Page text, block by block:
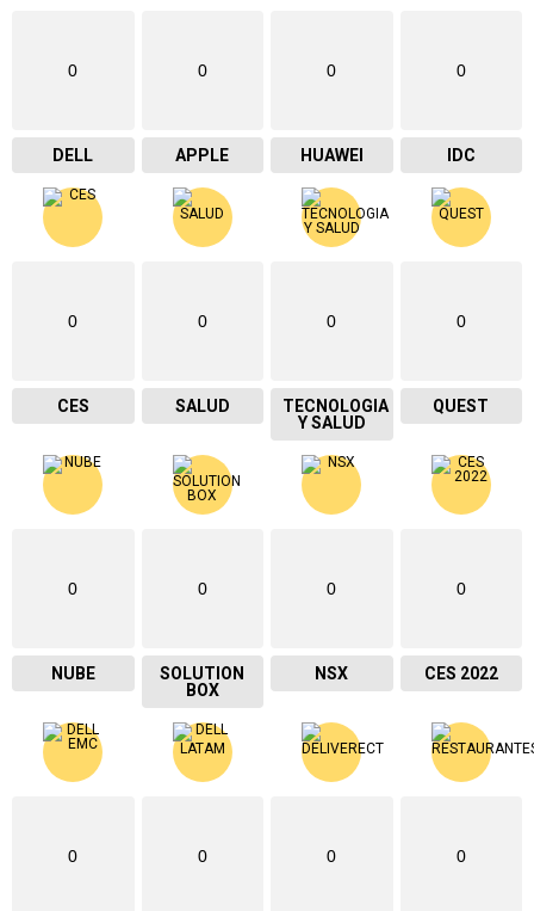
0
DELL
0
APPLE
0
HUAWEI
0
IDC
0
CES
0
SALUD
0
TECNOLOGIA
Y SALUD
0
QUEST
0
NUBE
0
SOLUTION
BOX
0
NSX
0
CES 2022
0 0 0 0